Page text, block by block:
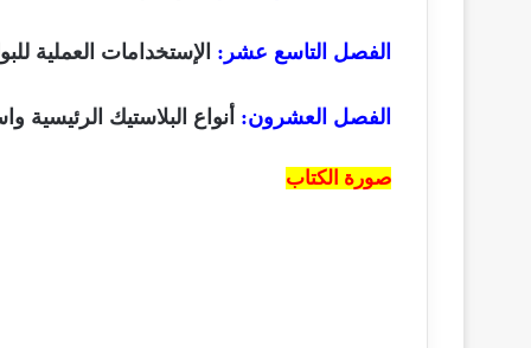
الفصل التاسع عشر: الإستخدامات العملية
الفصل العشرون: أنواع البلاستيك الرئيسية
صورة الكتاب